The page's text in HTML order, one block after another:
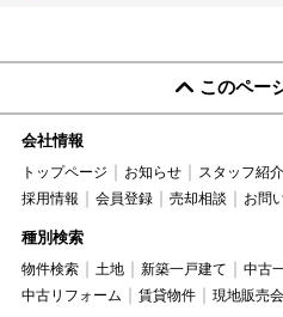
このペー
会社情報
トップページ お知らせ スタッフ紹介
採用情報
会員登録 売却相談 お問
種別検索
物件検索 土地 新築一戸建て 中古
中古リフォーム
賃貸物件 現地販売会